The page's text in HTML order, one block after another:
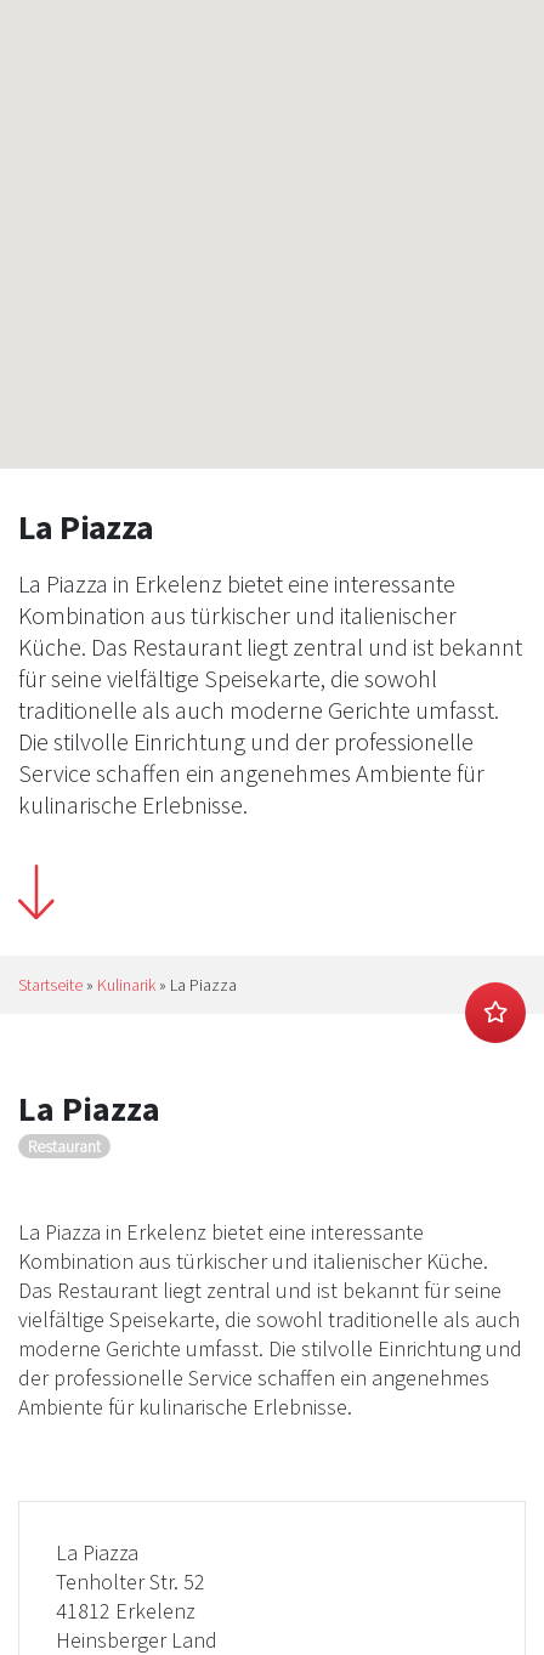
La Piazza
La Piazza in Erkelenz bietet eine interessante
Kombination aus türkischer und italienischer
Küche. Das Restaurant liegt zentral und ist bekannt
für seine vielfältige Speisekarte, die sowohl
traditionelle als auch moderne Gerichte umfasst.
Die stilvolle Einrichtung und der professionelle
Service schaffen ein angenehmes Ambiente für
kulinarische Erlebnisse.
Startseite » Kulinarik » La Piazza
La Piazza
Restaurant
La Piazza in Erkelenz bietet eine interessante
Kombination aus türkischer und italienischer Küche.
Das Restaurant liegt zentral und ist bekannt für seine
vielfältige Speisekarte, die sowohl traditionelle als auch
moderne Gerichte umfasst. Die stilvolle Einrichtung und
der professionelle Service schaffen ein angenehmes
Ambiente für kulinarische Erlebnisse.
La Piazza
Tenholter Str. 52
41812 Erkelenz
Heinsberger Land